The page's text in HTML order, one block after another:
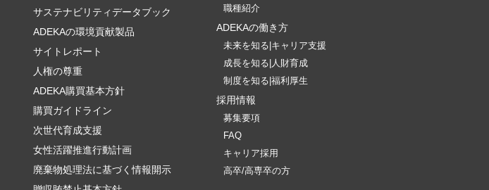
サステナビリティデータブック
ADEKAの環境貢献製品
サイトレポート
人権の尊重
ADEKA購買基本方針
購買ガイドライン
次世代育成支援
女性活躍推進行動計画
廃棄物処理法に基づく情報開示
職種紹介
ADEKAの働き方
未来を知る|キャリア支援
成長を知る|人財育成
制度を知る|福利厚生
採用情報
募集要項
FAQ
キャリア採用
高卒/高専卒の方